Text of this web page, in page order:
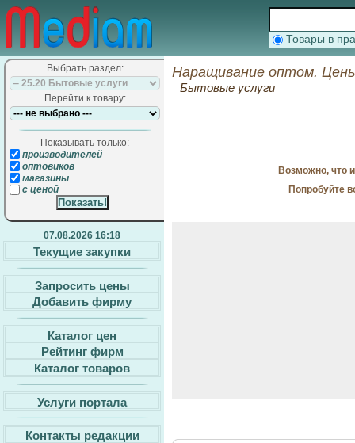
Товары в
Выбрать раздел:
Перейти к товару:
Показывать только:
производителей
оптовиков
магазины
с ценой
07.08.2026 16:18
Текущие закупки
Запросить цены
Добавить фирму
Каталог цен
Рейтинг фирм
Каталог товаров
Услуги портала
Контакты редакции
Наращивание оптом.
Бытовые услуги
Возможно, что
Попробуйте